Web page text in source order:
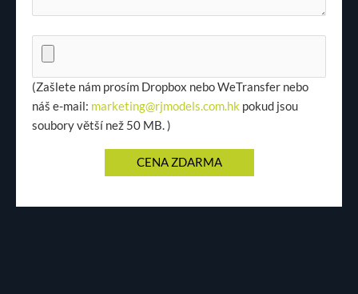
(Zašlete nám prosím Dropbox nebo WeTransfer nebo
náš e-mail: marketing@rjmodels.com.hk pokud jsou
soubory větší než 50 MB. )